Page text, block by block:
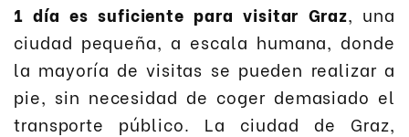
1 día es suficiente para visitar Graz, una
ciudad pequeña, a escala humana, donde
la mayoría de visitas se pueden realizar a
pie, sin necesidad de coger demasiado el
transporte público. La ciudad de Graz,